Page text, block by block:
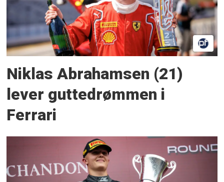
Niklas Abrahamsen (21)
lever guttedrømmen i
Ferrari